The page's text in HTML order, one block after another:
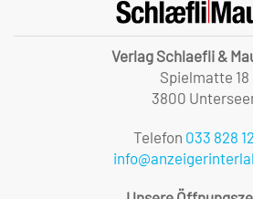
Verlag Schlaefli &
Spielmatte 18
3800
Telefon 033 828